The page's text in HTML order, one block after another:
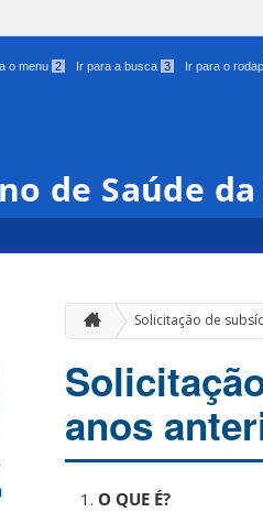
o menu 2 Ir para a busca 3 Ir para o
de Saúde da
Solicitação de
anos
O QUE É?